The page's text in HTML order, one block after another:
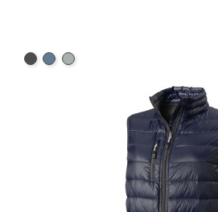
NoirMarine
Gris